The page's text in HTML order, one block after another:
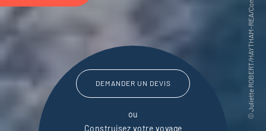
DEMANDER UN DEVIS
ou
Construisez votre voyage